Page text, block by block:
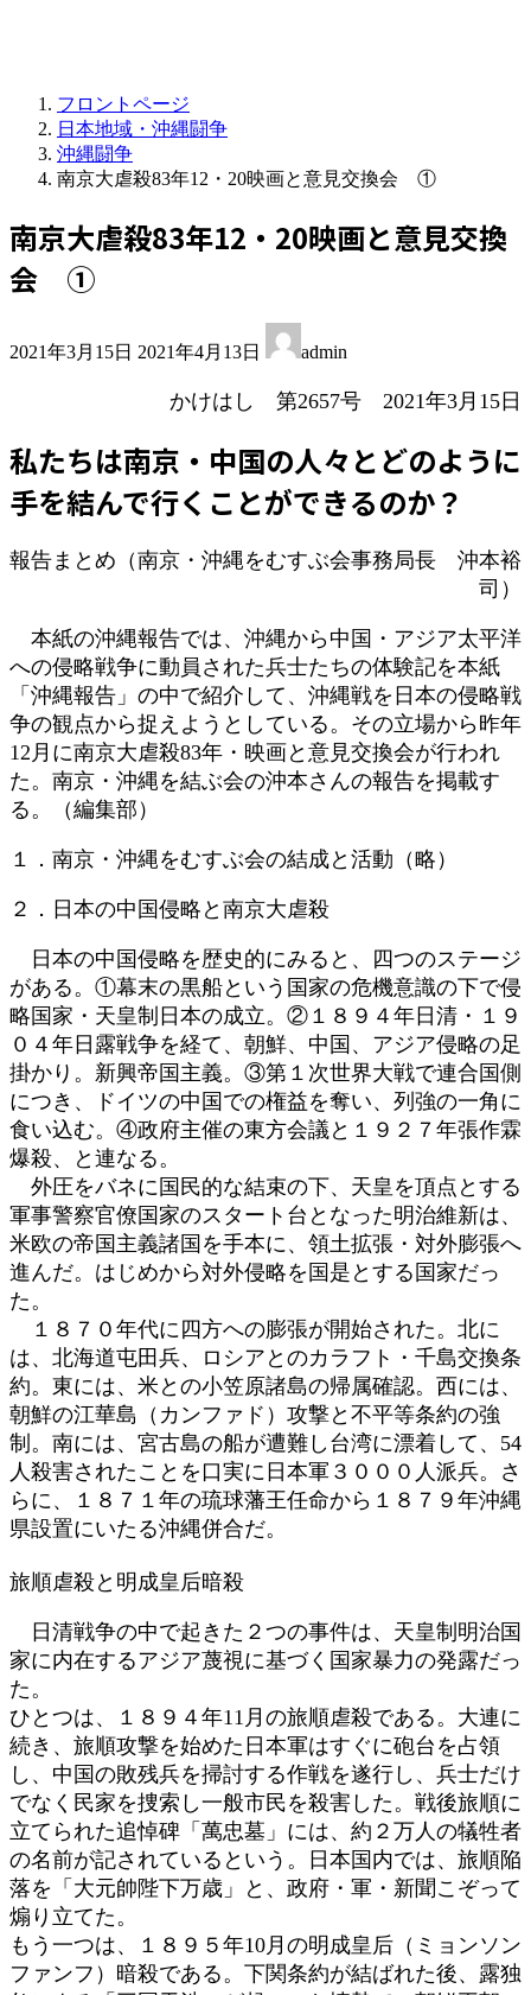
フロントページ
日本地域・沖縄闘争
沖縄闘争
南京大虐殺83年12・20映画と意見交換会 ①
南京大虐殺83年12・20映画と意見交換
会 ①
2021年3月15日 終
時
:
2021年4月13日 admin
かけはし 第2657号 2021年3月15日
私たちは南京・中国の人々とどのように
手を結んで行くことができるのか？
報告まとめ（南京・沖縄をむすぶ会事務局長 沖本裕
司）
本紙の沖縄報告では、沖縄から中国・アジア太平洋
への侵略戦争に動員された兵士たちの体験記を本紙
「沖縄報告」の中で紹介して、沖縄戦を日本の侵略戦
争の観点から捉えようとしている。その立場から昨年
12月に南京大虐殺83年・映画と意見交換会が行われ
た。南京・沖縄を結ぶ会の沖本さんの報告を掲載す
る。（編集部）
１．南京・沖縄をむすぶ会の結成と活動（略）
２．日本の中国侵略と南京大虐殺
日本の中国侵略を歴史的にみると、四つのステージ
がある。①幕末の黒船という国家の危機意識の下で侵
略国家・天皇制日本の成立。②１８９４年日清・１９
０４年日露戦争を経て、朝鮮、中国、アジア侵略の足
掛かり。新興帝国主義。③第１次世界大戦で連合国側
につき、ドイツの中国での権益を奪い、列強の一角に
食い込む。④政府主催の東方会議と１９２７年張作霖
爆殺、と連なる。
外圧をバネに国民的な結束の下、天皇を頂点とする
軍事警察官僚国家のスタート台となった明治維新は、
米欧の帝国主義諸国を手本に、領土拡張・対外膨張へ
進んだ。はじめから対外侵略を国是とする国家だっ
た。
１８７０年代に四方への膨張が開始された。北に
は、北海道屯田兵、ロシアとのカラフト・千島交換条
約。東には、米との小笠原諸島の帰属確認。西には、
朝鮮の江華島（カンファド）攻撃と不平等条約の強
制。南には、宮古島の船が遭難し台湾に漂着して、54
人殺害されたことを口実に日本軍３０００人派兵。さ
らに、１８７１年の琉球藩王任命から１８７９年沖縄
県設置にいたる沖縄併合だ。
旅順虐殺と明成皇后暗殺
日清戦争の中で起きた２つの事件は、天皇制明治国
家に内在するアジア蔑視に基づく国家暴力の発露だっ
た。
ひとつは、１８９４年11月の旅順虐殺である。大連に
続き、旅順攻撃を始めた日本軍はすぐに砲台を占領
し、中国の敗残兵を掃討する作戦を遂行し、兵士だけ
でなく民家を捜索し一般市民を殺害した。戦後旅順に
立てられた追悼碑「萬忠墓」には、約２万人の犠牲者
の名前が記されているという。日本国内では、旅順陥
落を「大元帥陛下万歳」と、政府・軍・新聞こぞって
煽り立てた。
もう一つは、１８９５年10月の明成皇后（ミョンソン
ファンフ）暗殺である。下関条約が結ばれた後、露独